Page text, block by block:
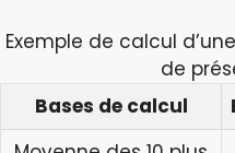
Exemple de calcul
de
Bases de calcul